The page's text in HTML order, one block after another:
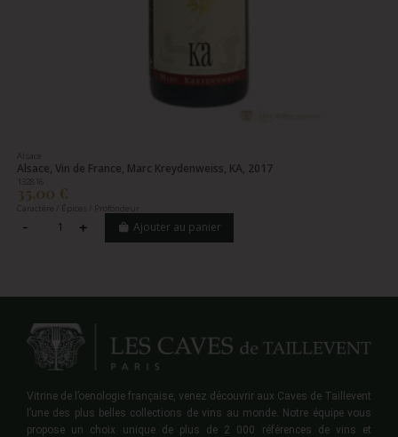
Alsace, Vin de France, Marc Kreydenweiss, KA, 2017
35,00 €
Ajouter au panier
Vitrine de l’oenologie française, venez découvrir aux Caves de Taillevent
l’une des plus belles collections de vins au monde. Notre équipe vous
propose un choix unique de plus de 2 000 références de vins et